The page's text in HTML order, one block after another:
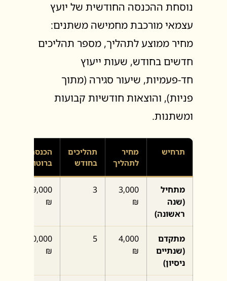
נוסחת ההכנסה החודשית של יועץ
עצמאי מורכבת מחמישה משתנים:
מחיר ממוצע לתהליך, מספר תהליכים
חדשים בחודש, שעות ייעוץ
חד-פעמיות, שיעור סגירה (מתוך
פניות), והוצאות חודשיות קבועות
ומשתנות.
תרחיש
מחיר
לתהליך
תהליכים
בחודש
הכנסה
ברוטו
מתחיל
(שנה
ראשונה)
3,000
₪
3
9,000
₪
מתקדם
(שנתיים
ניסיון)
4,000
₪
5
20,000
₪